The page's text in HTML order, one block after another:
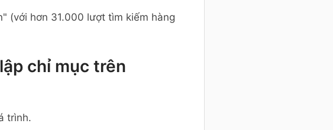
(với hơn 31.000 lượt tìm kiếm hàng
chỉ mục trên
trình.